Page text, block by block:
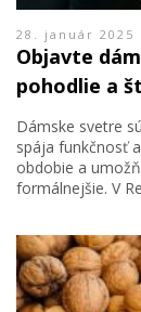
28. január 2025
Objavte
pohodlie a
Dámske svetre
spája funkčnosť
obdobie a
formálnejšie. V